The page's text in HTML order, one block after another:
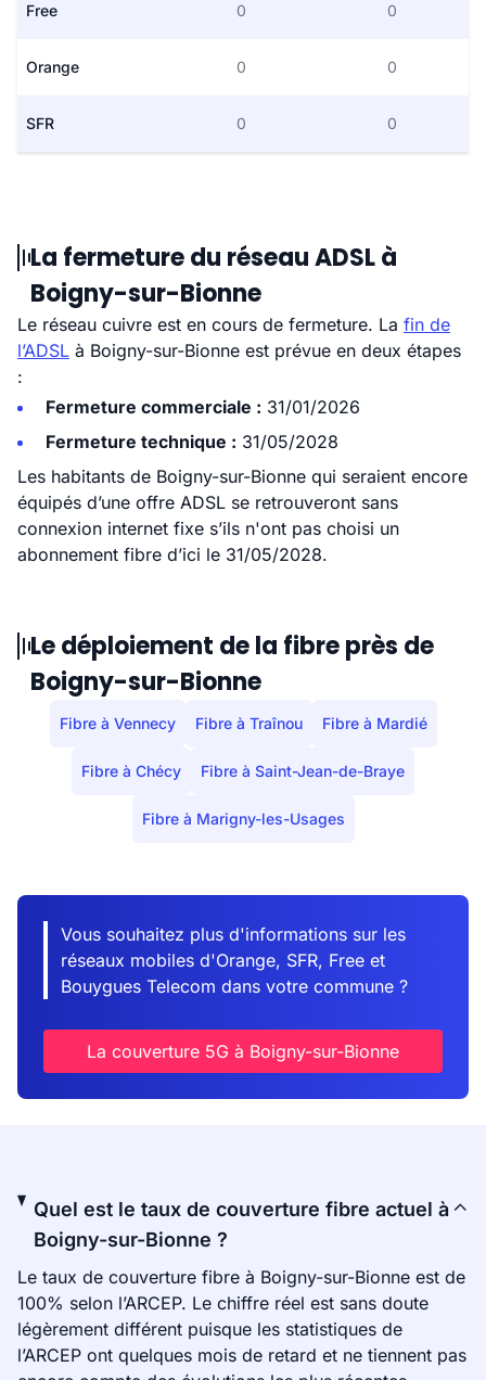
Free 0 0
Orange 0 0
SFR 0 0
La fermeture du réseau ADSL à
Boigny-sur-Bionne
Le réseau cuivre est en cours de fermeture. La fin de
l’ADSL à Boigny-sur-Bionne est prévue en deux étapes
:
Fermeture commerciale : 31/01/2026
Fermeture technique : 31/05/2028
Les habitants de Boigny-sur-Bionne qui seraient encore
équipés d’une offre ADSL se retrouveront sans
connexion internet fixe s’ils n'ont pas choisi un
abonnement fibre d’ici le 31/05/2028.
Le déploiement de la fibre près de
Boigny-sur-Bionne
Fibre à Vennecy Fibre à Traînou Fibre à Mardié
Fibre à Chécy Fibre à Saint-Jean-de-Braye
Fibre à Marigny-les-Usages
Vous souhaitez plus d'informations sur les
réseaux mobiles d'Orange, SFR, Free et
Bouygues Telecom dans votre commune ?
La couverture 5G à Boigny-sur-Bionne
Quel est le taux de couverture fibre actuel à
Boigny-sur-Bionne ?
Le taux de couverture fibre à Boigny-sur-Bionne est de
100% selon l’ARCEP. Le chiffre réel est sans doute
légèrement différent puisque les statistiques de
l’ARCEP ont quelques mois de retard et ne tiennent pas